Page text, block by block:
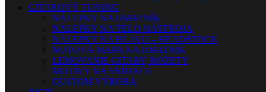
GITAROVÝ TUNING
NÁLEPKY NA HMATNÍK
NÁLEPKY NA TELO NÁSTROJA
NÁLEPKY NA HLAVU – HEADSTOCK
NOTOVÁ MAPA NA HMATNÍK
LEMOVANIE GITARY, ROZETY
MOTÍVY NA SNÍMAČE
CUSTOM VÝROBA